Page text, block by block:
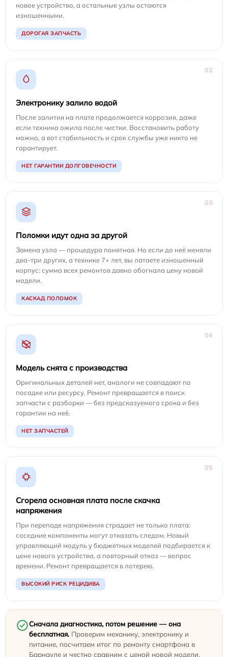
новое устройство, а остальные узлы остаются
изношенными.
ДОРОГАЯ ЗАПЧАСТЬ
02
Электронику залило водой
После залития на плате продолжается коррозия, даже
если техника ожила после чистки. Восстановить работу
можно, а вот стабильность и срок службы уже никто не
гарантирует.
НЕТ ГАРАНТИИ ДОЛГОВЕЧНОСТИ
03
Поломки идут одна за другой
Замена узла — процедура понятная. Но если до неё меняли
два-три других, а технике 7+ лет, вы латаете изношенный
корпус: сумма всех ремонтов давно обогнала цену новой
модели.
КАСКАД ПОЛОМОК
04
Модель снята с производства
Оригинальных деталей нет, аналоги не совпадают по
посадке или ресурсу. Ремонт превращается в поиск
запчасти с разборки — без предсказуемого срока и без
гарантии на неё.
НЕТ ЗАПЧАСТЕЙ
05
Сгорела основная плата после скачка
напряжения
При перепаде напряжения страдает не только плата:
соседние компоненты могут отказать следом. Новый
управляющий модуль у бюджетных моделей подбирается к
цене нового устройства, а повторный отказ — вопрос
времени. Ремонт превращается в лотерею.
ВЫСОКИЙ РИСК РЕЦИДИВА
Сначала диагностика, потом решение — она
бесплатная. Проверим механику, электронику и
питание, посчитаем итог по ремонту смартфона в
Барнауле и честно сравним с ценой новой модели.